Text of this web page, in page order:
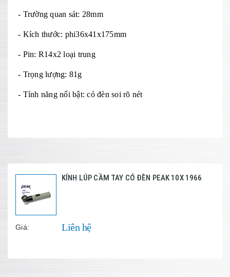
- Trường quan sát: 28mm
- Kích thước: phi36x41x175mm
- Pin: R14x2 loại trung
- Trọng lượng: 81g
- Tính năng nổi bật: có đèn soi rõ nét
KÍNH LÚP CẦM TAY CÓ ĐÈN PEAK 10X 1966
Giá: Liên hệ